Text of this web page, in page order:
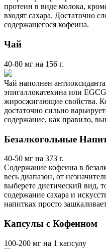
протеин в виде молока,
входят сахара. Достаточно
содержащегося кофеина.
Чай
40-80 мг на 156 г.
Чай наполнен
эпигаллокатехина или
жиросжигающие свойства.
достаточно сильно
содержание, как правило,
Безалкогольные
40-50 мг на 373 г.
Содержание кофеина в
весь диапазон, от
выберете диетический вид,
содержание сахара и
напитках просто
Капсулы с Кофеином
100-200 мг на 1 капсулу